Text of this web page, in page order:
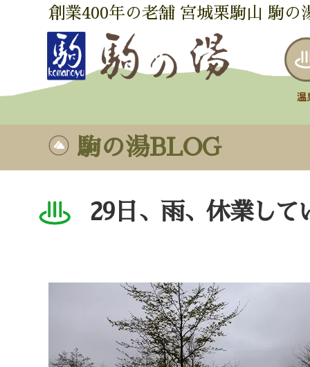
創業400年の老舗 宮城栗駒山 駒の
駒の湯BLOG
29日、雨、休業して